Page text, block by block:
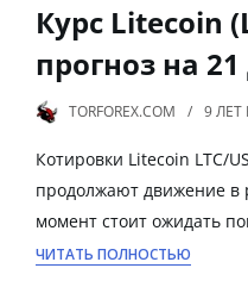
Курс Litecoin
прогноз на
TORFOREX.COM 9 ЛЕТ
Котировки Litecoin LTC/
продолжают движение в
момент стоит ожидать
ЧИТАТЬ ПОЛНОСТЬЮ